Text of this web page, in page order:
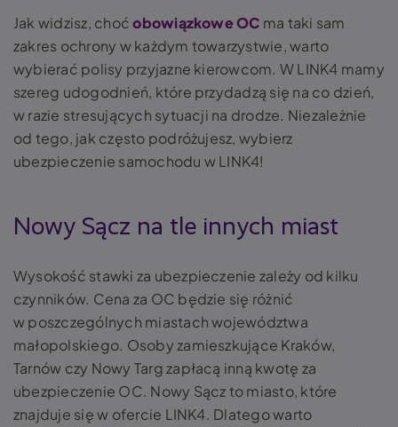
Jak widzisz, choćobowiązkowe OC ma taki sam
zakres ochrony w każdym towarzystwie, warto
wybierać polisy przyjazne kierowcom. W LINK4 mamy
szereg udogodnień, które przydadzą się na co dzień,
w razie stresujących sytuacji na drodze. Niezależnie
od tego, jak często podróżujesz, wybierz
ubezpieczenie samochodu w LINK4!
Nowy Sącz na tle innych miast
Wysokość stawki za ubezpieczenie zależy od kilku
czynników. Cena za OC będzie się różnić
w poszczególnych miastach województwa
małopolskiego. Osoby zamieszkujące Kraków,
Tarnów czy Nowy Targ zapłacą inną kwotę za
ubezpieczenie OC. Nowy Sącz to miasto, które
znajduje się w ofercie LINK4. Dlatego warto